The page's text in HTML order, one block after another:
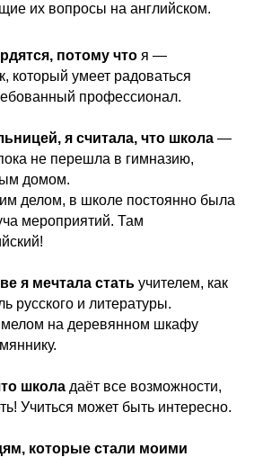
их вопросы на английском.
потому что я —
который умеет радоваться
профессионал.
я считала, что школа —
не перешла в гимназию,
домом.
делом, в школе постоянно была
мероприятий. Там
я мечтала стать учителем, как
русского и литературы.
мелом на деревянном шкафу
школа даёт все возможности,
Учиться может быть интересно.
которые стали моими